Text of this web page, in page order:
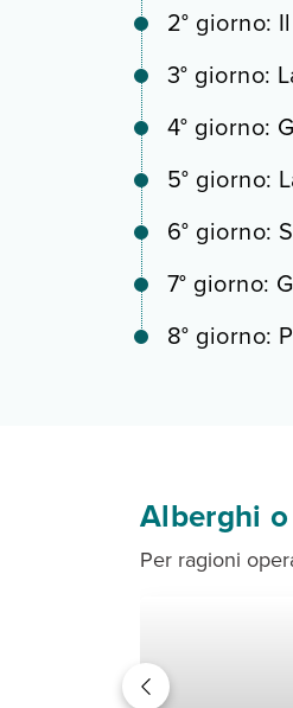
2° giorno:
3° giorno:
4° giorno:
5° giorno:
6° giorno:
7° giorno:
8° giorno:
Alberghi
Per ragioni